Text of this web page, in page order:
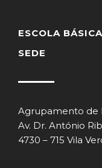
ESCOLA
SEDE
Agrupamento de
Av. Dr. António
4730 – 715 Vila